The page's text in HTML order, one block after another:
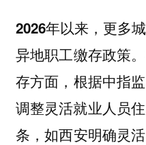
2026年以来，更多
异地职工缴存政策。
存方面 ，根据中指
调整灵活就业人员
条，如西安明确灵